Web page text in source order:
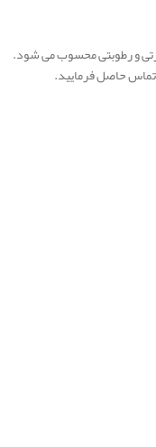
و رطوبتی محسوب می شود.
حاصل فرمایید.